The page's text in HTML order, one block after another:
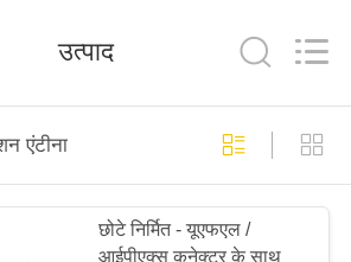
एंटीना
उत्पाद
एंटीना
छोटे निर्मित - यूएफएल /
आईपीएक्स कनेक्टर के साथ